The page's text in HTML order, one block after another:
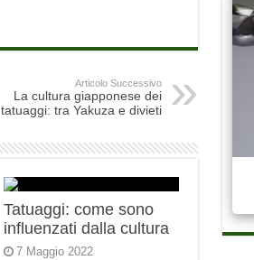
Articolo Successivo
La cultura giapponese dei
tatuaggi: tra Yakuza e divieti
Tatuaggi: come sono
influenzati dalla cultura
7 Maggio 2022